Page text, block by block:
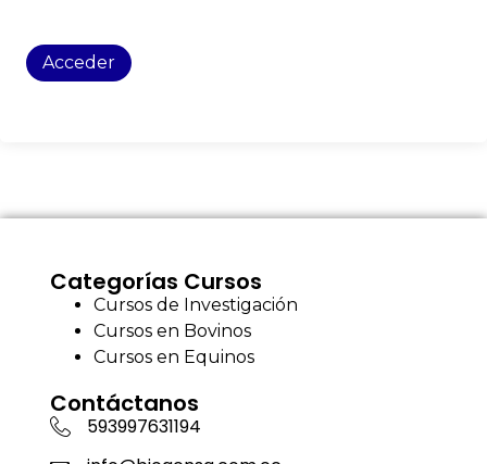
Acceder
Categorías Cursos
Cursos de Investigación
Cursos en Bovinos
Cursos en Equinos
Contáctanos
593997631194